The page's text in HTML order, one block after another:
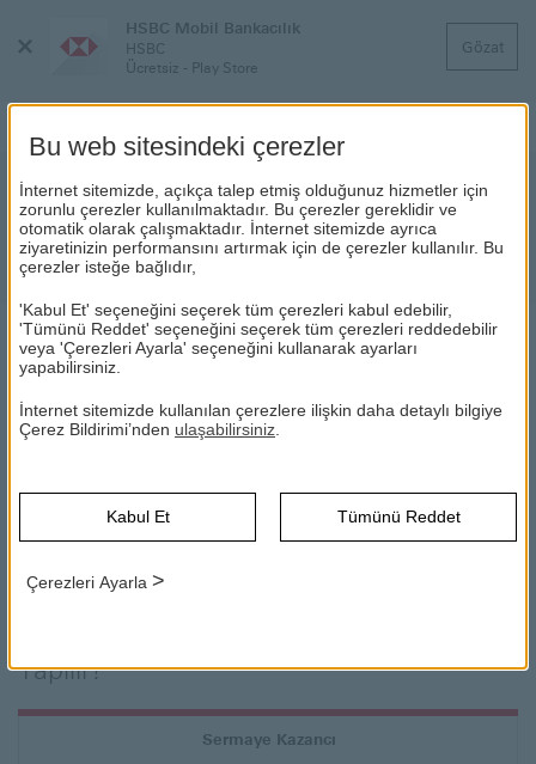
Menüyü
HSBC Mobil Bankacılık
HSBC
Ücretsiz - Play Store
Gözat
Hisse Senedi
HSBC ile hisse senetleri piyasası yanı
başınızda!
HİSSE SENEDİ
HSBC Yatırım Ürünleri Hisse Senedi Hisse Senedi
Hisse senedi anonim şirketler tarafından ihraç edilen ve şirket
sermayesine katılım payını temsil eden kıymetli evraktır. Hisse
anonim şirketlere ortak olmayı ifade etmektedir.
Yapılır?
Sermaye Kazancı
Bu web sitesindeki çerezler
İnternet sitemizde, açıkça talep etmiş olduğunuz hizmetler için
zorunlu çerezler kullanılmaktadır. Bu çerezler gereklidir ve
otomatik olarak çalışmaktadır. İnternet sitemizde ayrıca
ziyaretinizin performansını artırmak için de çerezler kullanılır. Bu
çerezler isteğe bağlıdır,
'Kabul Et' seçeneğini seçerek tüm çerezleri kabul edebilir,
'Tümünü Reddet' seçeneğini seçerek tüm çerezleri reddedebilir
veya 'Çerezleri Ayarla' seçeneğini kullanarak ayarları
yapabilirsiniz.
İnternet sitemizde kullanılan çerezlere ilişkin daha detaylı bilgiye
Çerez Bildirimi’nden ulaşabilirsiniz
Kabul Et Tümünü Reddet
Çerezleri Ayarla >